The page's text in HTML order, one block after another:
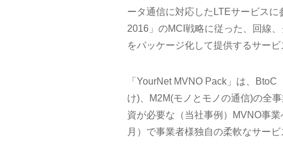
ータ通信に対応したLTEサービス
2016」のMCI戦略に従った、回線
をパッケージ化して提供するサー
「YourNet MVNO Pack」は、
け)、M2M(モノとモノの通信)の全
資が必要な（当社事例）MVNO事
月）で事業者様独自の柔軟なサー